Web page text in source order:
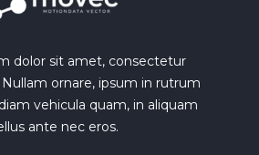
dolor sit amet, consectetur
ornare, ipsum in rutrum
vehicula quam, in aliquam
ante nec eros.